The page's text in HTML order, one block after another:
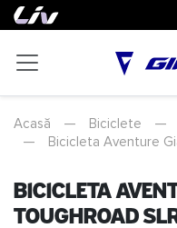
Acasă — Biciclete —
—
Bicicleta Aventure
Bicicleta
ToughRoad